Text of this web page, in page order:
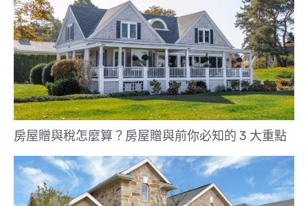
房屋贈與稅怎麼算？房屋贈與前你必知的 3 大重點